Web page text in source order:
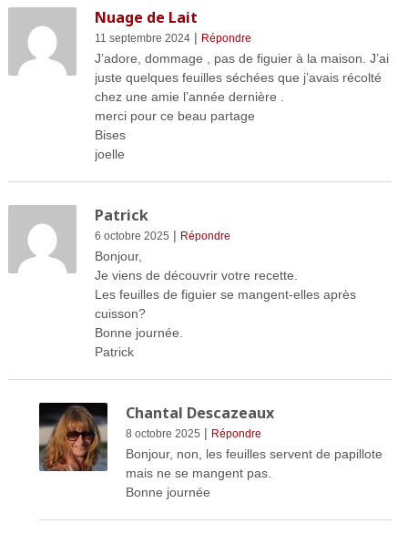
Nuage de Lait
11 septembre 2024| Répondre
J’adore, dommage , pas de figuier à la maison. J’ai
juste quelques feuilles séchées que j’avais récolté
chez une amie l’année dernière .
merci pour ce beau partage
Bises
joelle
Patrick
6 octobre 2025 | Répondre
Bonjour,
Je viens de découvrir votre recette.
Les feuilles de figuier se mangent-elles après
cuisson?
Bonne journée.
Patrick
Chantal Descazeaux
8 octobre 2025 | Répondre
Bonjour, non, les feuilles servent de papillote
mais ne se mangent pas.
Bonne journée